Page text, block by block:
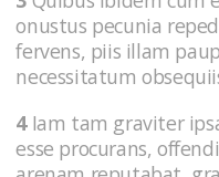
onustus pecunia
fervens, piis illam
necessitatum
4Iam tam graviter
esse procurans,